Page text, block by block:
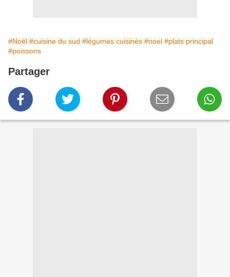
#Noël #cuisine du sud #légumes cuisinés #noel #plats principal
#poissons
Partager